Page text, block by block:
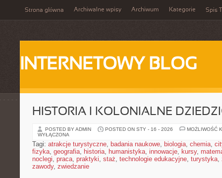
Strona główna Archiwalne wpisy Archiwum Kategorie Spis
INTERNETOWY BLOG
HISTORIA I KOLONIALNE
POSTED BY ADMIN POSTED ON STY - 16 - 2026
MOŻLIWOŚĆ
WYŁĄCZONA
Tagi: atrakcje turystyczne, badania naukowe, biologia, chemia,
fizyka, geografia, historia, humanistyka, innowacje, kursy,
noclegi, praca, praktyki, staż, technologie edukacyjne, turystyka,
zawody, zwiedzanie